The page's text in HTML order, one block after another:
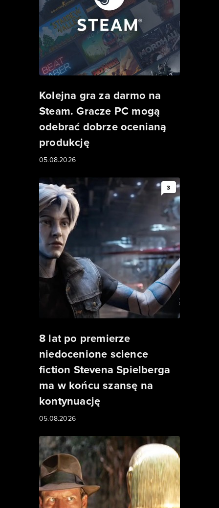
Kolejna gra za darmo na
Steam. Gracze PC mogą
odebrać dobrze ocenianą
produkcję
05.08.2026
3
8 lat po premierze
niedocenione science
fiction Stevena Spielberga
ma w końcu szansę na
kontynuację
05.08.2026